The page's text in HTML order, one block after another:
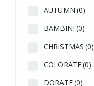
AUTUMN (0)
BAMBINI (0)
CHRISTMAS (0)
COLORATE(0)
DORATE(0)